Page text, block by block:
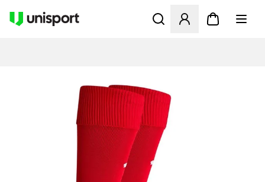
Åbner en Modal til at